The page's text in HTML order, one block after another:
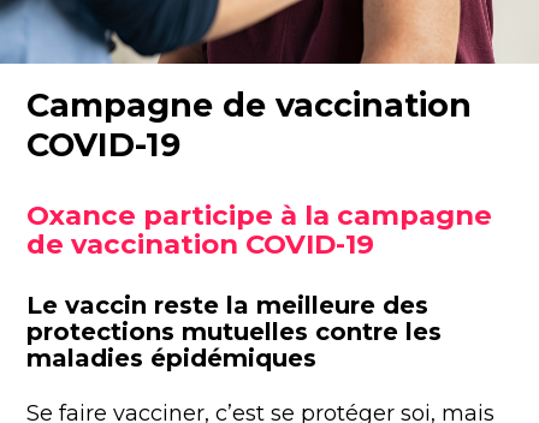
Campagne de vaccination
COVID-19
Oxance participe à la campagne
de vaccination COVID-19
Le vaccin reste la meilleure des
protections mutuelles contre les
maladies épidémiques
​Se faire vacciner, c’est se protéger soi, mais